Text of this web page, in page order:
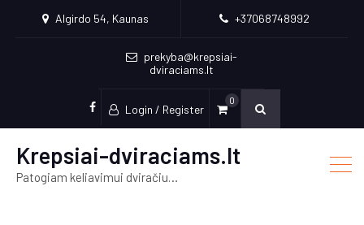
Algirdo 54, Kaunas +37068748992
prekyba@krepsiai-
dviraciams.lt
facebook
Login / Register
0
Krepsiai-dviraciams.lt
Patogiam keliavimui dviračiu…